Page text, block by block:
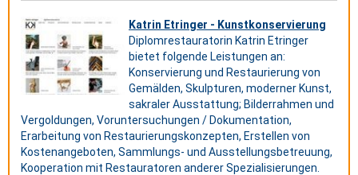
Katrin Etringer - Kunstkonservierung
Diplomrestauratorin Katrin Etringer
bietet folgende Leistungen an:
Konservierung und Restaurierung von
Gemälden, Skulpturen, moderner Kunst,
sakraler Ausstattung; Bilderrahmen und
Vergoldungen, Voruntersuchungen / Dokumentation,
Erarbeitung von Restaurierungskonzepten, Erstellen von
Kostenangeboten, Sammlungs- und Ausstellungsbetreuung,
Kooperation mit Restauratoren anderer Spezialisierungen.